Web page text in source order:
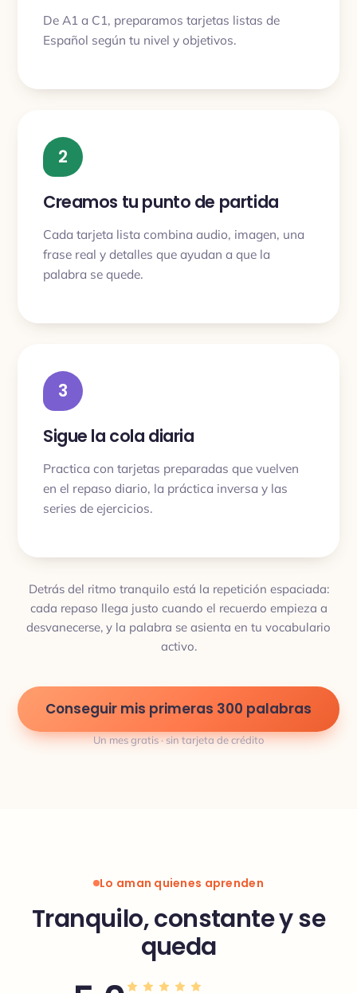
De A1 a C1, preparamos tarjetas listas de
Español según tu nivel y objetivos.
2
Creamos tu punto de partida
Cada tarjeta lista combina audio, imagen, una
frase real y detalles que ayudan a que la
palabra se quede.
3
Sigue la cola diaria
Practica con tarjetas preparadas que vuelven
en el repaso diario, la práctica inversa y las
series de ejercicios.
Detrás del ritmo tranquilo está la repetición espaciada:
cada repaso llega justo cuando el recuerdo empieza a
desvanecerse, y la palabra se asienta en tu vocabulario
activo.
Conseguir mis primeras 300 palabras
Un mes gratis · sin tarjeta de crédito
Lo aman quienes aprenden
Tranquilo, constante y se
queda